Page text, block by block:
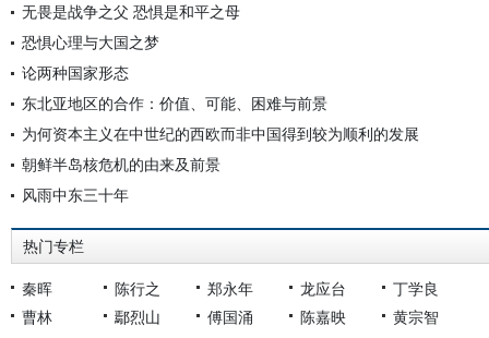
无畏是战争之父 恐惧是和平之母
恐惧心理与大国之梦
论两种国家形态
东北亚地区的合作：价值、可能、困难与前景
为何资本主义在中世纪的西欧而非中国得到较为顺利的发展
朝鲜半岛核危机的由来及前景
风雨中东三十年
热门专栏
秦晖 陈行之 郑永年 龙应台
丁学良
曹林
鄢烈山 傅国涌 陈嘉映
黄宗智